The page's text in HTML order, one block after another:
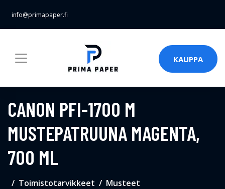
info@primapaper.fi
KAUPPA
CANON PFI-1700 M
MUSTEPATRUUNA MAGENTA,
700 ML
Toimistotarvikkeet Musteet